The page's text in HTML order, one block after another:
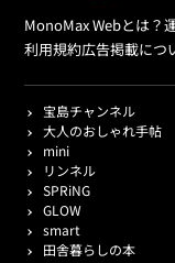
MonoMax Webとは？
利用規約広告掲載につ
宝島チャンネル
大人のおしゃれ手帖
mini
リンネル
SPRiNG
GLOW
smart
田舎暮らしの本